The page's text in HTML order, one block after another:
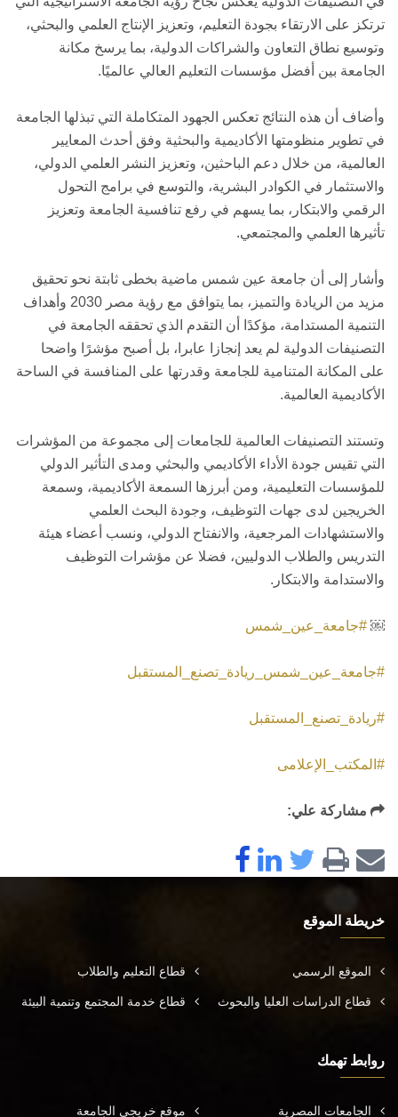
ترتكز على الارتقاء بجودة التعليم، وتعزيز الإنتاج العلمي والبحثي،
وتوسيع نطاق التعاون والشراكات الدولية، بما يرسخ مكانة
الجامعة بين أفضل مؤسسات التعليم العالي عالميًا.
وأضاف أن هذه النتائج تعكس الجهود المتكاملة التي تبذلها الجامعة
في تطوير منظومتها الأكاديمية والبحثية وفق أحدث المعايير
العالمية، من خلال دعم الباحثين، وتعزيز النشر العلمي الدولي،
والاستثمار في الكوادر البشرية، والتوسع في برامج التحول
الرقمي والابتكار، بما يسهم في رفع تنافسية الجامعة وتعزيز
تأثيرها العلمي والمجتمعي.
وأشار إلى أن جامعة عين شمس ماضية بخطى ثابتة نحو تحقيق
مزيد من الريادة والتميز، بما يتوافق مع رؤية مصر 2030 وأهداف
التنمية المستدامة، مؤكدًا أن التقدم الذي تحققه الجامعة في
التصنيفات الدولية لم يعد إنجازا عابرا، بل أصبح مؤشرًا واضحا
على المكانة المتنامية للجامعة وقدرتها على المنافسة في الساحة
الأكاديمية العالمية.
وتستند التصنيفات العالمية للجامعات إلى مجموعة من المؤشرات
التي تقيس جودة الأداء الأكاديمي والبحثي ومدى التأثير الدولي
للمؤسسات التعليمية، ومن أبرزها السمعة الأكاديمية، وسمعة
الخريجين لدى جهات التوظيف، وجودة البحث العلمي
والاستشهادات المرجعية، والانفتاح الدولي، ونسب أعضاء هيئة
التدريس والطلاب الدوليين، فضلا عن مؤشرات التوظيف
والاستدامة والابتكار.
￼ #جامعة_عين_شمس
#جامعة_عين_شمس_ريادة_تصنع_المستقبل
#ريادة_تصنع_المستقبل
#المكتب_الإعلامى
مشاركة علي:
خريطة الموقع
الموقع الرسمي قطاع التعليم والطلاب
قطاع الدراسات العليا والبحوث قطاع خدمة المجتمع وتنمية البيئة
روابط تهمك
الجامعات المصرية موقع خريجي الجامعة